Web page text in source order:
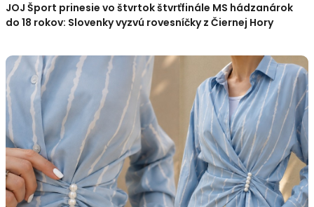
JOJ Šport prinesie vo štvrtok štvrťfinále MS hádzanárok
do 18 rokov: Slovenky vyzvú rovesníčky z Čiernej Hory